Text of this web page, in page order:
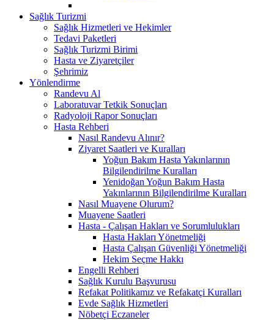
Sağlık Turizmi
Sağlık Hizmetleri ve Hekimler
Tedavi Paketleri
Sağlık Turizmi Birimi
Hasta ve Ziyaretçiler
Şehrimiz
Yönlendirme
Randevu Al
Laboratuvar Tetkik Sonuçları
Radyoloji Rapor Sonuçları
Hasta Rehberi
Nasıl Randevu Alınır?
Ziyaret Saatleri ve Kuralları
Yoğun Bakım Hasta Yakınlarının
Bilgilendirilme Kuralları
Yenidoğan Yoğun Bakım Hasta
Yakınlarının Bilgilendirilme Kuralları
Nasıl Muayene Olurum?
Muayene Saatleri
Hasta - Çalışan Hakları ve Sorumlulukları
Hasta Hakları Yönetmeliği
Hasta Çalışan Güvenliği Yönetmeliği
Hekim Seçme Hakkı
Engelli Rehberi
Sağlık Kurulu Başvurusu
Refakat Politikamız ve Refakatçi Kuralları
Evde Sağlık Hizmetleri
Nöbetçi Eczaneler